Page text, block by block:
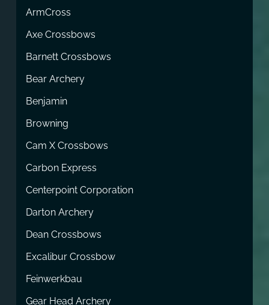
ArmCross
Axe Crossbows
Barnett Crossbows
Bear Archery
Benjamin
Browning
Cam X Crossbows
Carbon Express
Centerpoint Corporation
Darton Archery
Dean Crossbows
Excalibur Crossbow
Feinwerkbau
Gear Head Archery